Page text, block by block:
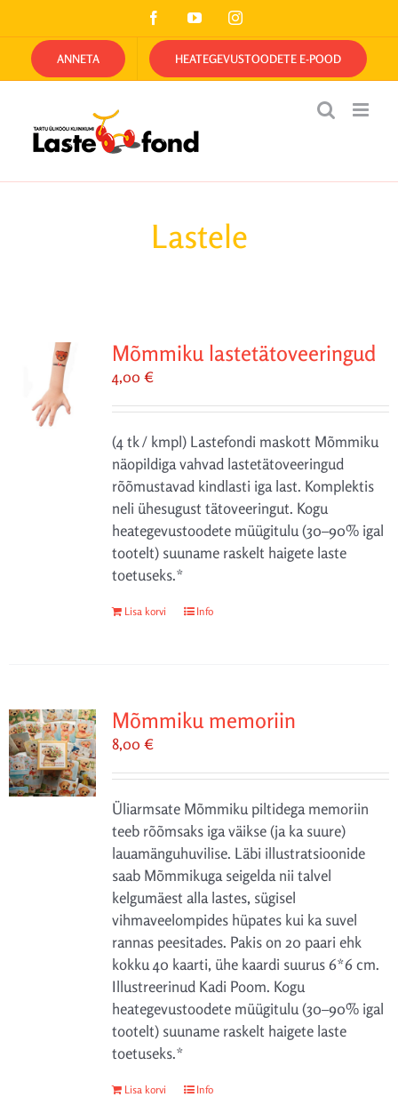
to
content
FacebookYouTubeInstagram
ANNETA HEATEGEVUSTOODETE E-POOD
Lastele
Mõmmiku lastetätoveeringud
4,00 €
(4 tk / kmpl) Lastefondi maskott Mõmmiku
näopildiga vahvad lastetätoveeringud
rõõmustavad kindlasti iga last. Komplektis
neli ühesugust tätoveeringut. Kogu
heategevustoodete müügitulu (30–90% igal
tootelt) suuname raskelt haigete laste
toetuseks.*
Lisa korvi Info
Mõmmiku memoriin
8,00 €
Üliarmsate Mõmmiku piltidega memoriin
teeb rõõmsaks iga väikse (ja ka suure)
lauamänguhuvilise. Läbi illustratsioonide
saab Mõmmikuga seigelda nii talvel
kelgumäest alla lastes, sügisel
vihmaveelompides hüpates kui ka suvel
rannas peesitades. Pakis on 20 paari ehk
kokku 40 kaarti, ühe kaardi suurus 6*6 cm.
Illustreerinud Kadi Poom. Kogu
heategevustoodete müügitulu (30–90% igal
tootelt) suuname raskelt haigete laste
toetuseks.*
Lisa korvi Info